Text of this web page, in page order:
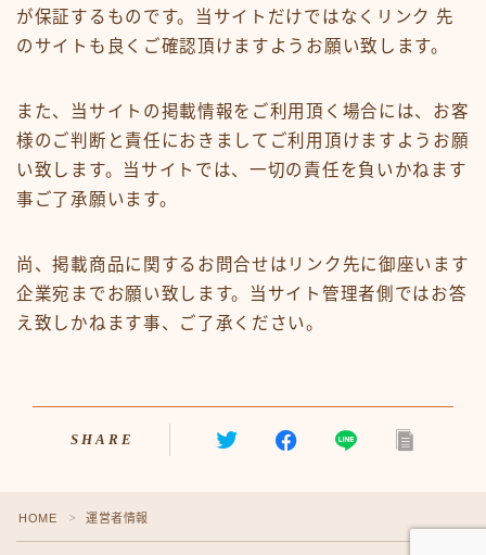
が保証するものです。当サイトだけではなくリンク 先
のサイトも良くご確認頂けますようお願い致します。
また、当サイトの掲載情報をご利用頂く場合には、お客
様のご判断と責任におきましてご利用頂けますようお願
い致します。当サイトでは、一切の責任を負いかねます
事ご了承願います。
尚、掲載商品に関するお問合せはリンク先に御座います
企業宛までお願い致します。当サイト管理者側ではお答
え致しかねます事、ご了承ください。
SHARE
HOME ＞ 運営者情報